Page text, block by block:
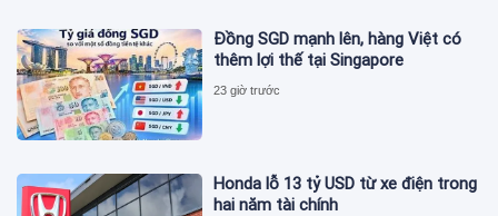
Đồng SGD mạnh lên, hàng Việt có
thêm lợi thế tại Singapore
23 giờ trước
Honda lỗ 13 tỷ USD từ xe điện trong
hai năm tài chính